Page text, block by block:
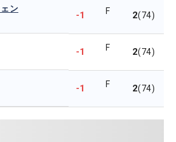
ン
-1 F 2(74)
-1 F 2(74)
-1 F 2(74)